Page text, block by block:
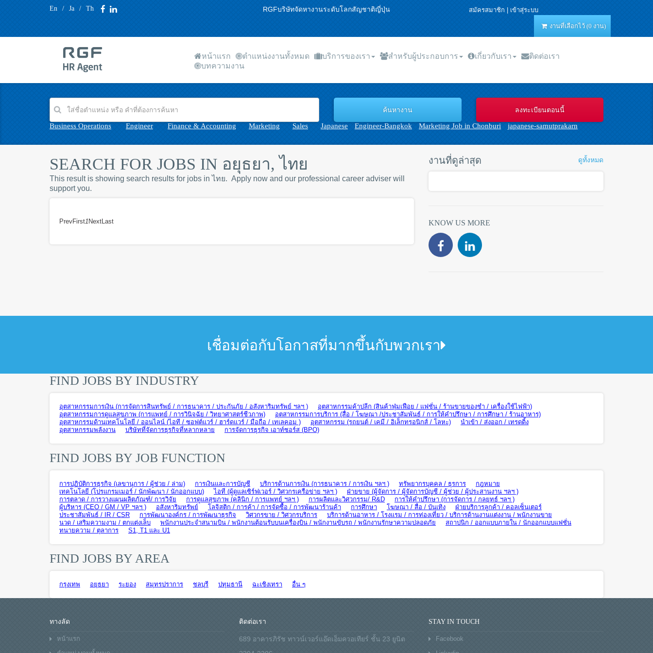
En / Ja / Th RGFบริษัทจัดหางานระดับโลกสัญชาติญี่ปุ่น สมัครสมาชิก | เข้าสุ่ระบบ
งานที่เลือกไว้ (0 งาน)
หน้าแรก ตำแหน่งงานทั้งหมด บริการของเรา สำหรับผู้ประกอบการ เกี่ยวกับเรา
ติดต่อเรา
บทความงาน
Business Operations Engineer Finance & Accounting Marketing Sales Japanese Engineer-Bangkok Marketing Job in Chonburi japanese-samutprakarn
SEARCH FOR JOBS IN อยุธยา, ไทย
This result is showing search results for jobs in ไทย. Apply now and our professional career adviser will
support you.
PrevFirst1 NextLast
งานที่ดูล่าสุด ดูทั้งหมด
KNOW US MORE
เชื่อมต่อกับโอกาสที่มากขึ้นกับพวกเรา
FIND JOBS BY INDUSTRY
อุตสาหกรรมการเงิน (การจัดการสินทรัพย์ / การธนาคาร / ประกันภัย / อสังหาริมทรัพย์ ฯลฯ )
อุตสาหกรรมค้าปลีก (สินค้าฟุ่มเฟือย / แฟชั่น / ร้านขายของชำ / เครื่องใช้ไฟฟ้า)
อุตสาหกรรมการดูแลสุขภาพ (การแพทย์ / การวินิจฉัย / วิทยาศาสตร์ชีวภาพ)
อุตสาหกรรมการบริการ (สื่อ / โฆษณา /ประชาสัมพันธ์ / การให้คำปรึกษา / การศึกษา / ร้านอาหาร)
อุตสาหกรรมด้านเทคโนโลยี / ออนไลน์ (ไอที / ซอฟต์แวร์ / ฮาร์ดแวร์ / มือถือ / เทเลคอม )
อุตสาหกรรม (รถยนต์ / เคมี / อิเล็กทรอนิกส์ / โลหะ)
นำเข้า / ส่งออก / เทรดดิ้ง
อุตสาหกรรมพลังงาน
บริษัทที่จัดการธุรกิจที่หลากหลาย การจัดการธุรกิจ เอาท์ซอร์ส (BPO)
FIND JOBS BY JOB FUNCTION
การปฏิบัติการธุรกิจ (เลขานุการ / ผู้ช่วย / ล่าม) การเงินและการบัญชี บริการด้านการเงิน (การธนาคาร / การเงิน ฯลฯ ) ทรัพยากรบุคคล / ธุรการ
กฎหมาย
เทคโนโลยี (โปรแกรมเมอร์ / นักพัฒนา / นักออกแบบ)
ไอที (ผู้ดูแลเซิร์ฟเวอร์ / วิศวกรเครือข่าย ฯลฯ )
ฝ่ายขาย (ผู้จัดการ / ผู้จัดการบัญชี / ผู้ช่วย / ผู้ประสานงาน ฯลฯ )
การตลาด / การวางแผนผลิตภัณฑ์/ การวิจัย
การดูแลสุขภาพ (คลินิก / การแพทย์ ฯลฯ ) การผลิตและวิศวกรรม/ R&D
การให้คำปรึกษา (การจัดการ / กลยุทธ์ ฯลฯ )
ผู้บริหาร (CEO / GM / VP ฯลฯ )
อสังหาริมทรัพย์ โลจิสติก / การค้า / การจัดซื้อ / การพัฒนาร้านค้า การศึกษา โฆษณา / สื่อ / บันเทิง
ฝ่ายบริการลูกค้า / คอลเซ็นเตอร์
ประชาสัมพันธ์ / IR / CSR
การพัฒนาองค์กร / การพัฒนาธุรกิจ วิศวกรขาย / วิศวกรบริการ
บริการด้านอาหาร / โรงแรม / การท่องเที่ยว / บริการด้านงานแต่งงาน / พนักงานขาย
นวด / เสริมความงาม / ตกแต่งเล็บ
พนักงานประจำสนามบิน / พนักงานต้อนรับบนเครื่องบิน / พนักงานขับรถ / พนักงานรักษาความปลอดภัย
สถาปนิก / ออกแบบภายใน / นักออกแบบแฟชั่น
ทนายความ / ตุลาการ
S1, T1 และ U1
FIND JOBS BY AREA
กรุงเทพ อยุธยา ระยอง สมุทรปราการ ชลบุรี ปทุมธานี ฉะเชิงเทรา อื่น ๆ
ทางลัด
หน้าแรก
ติดต่อเรา
689 อาคารภิรัช ทาวน์เวอร์แอ๊ดเอ็มควอเทียร์ ชั้น 23 ยูนิต
STAY IN TOUCH
Facebook